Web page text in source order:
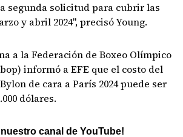
segunda solicitud para cubrir las
y abril 2024", precisó Young.
a la Federación de Boxeo Olímpico
informó a EFE que el costo del
de cara a París 2024 puede ser
dólares.
canal de YouTube!